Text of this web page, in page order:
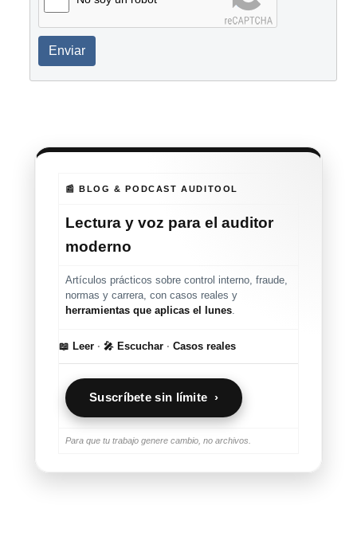
Enviar
📰 BLOG & PODCAST AUDITOOL
Lectura y voz para el auditor
moderno
Artículos prácticos sobre control interno, fraude,
normas y carrera, con casos reales y
herramientas que aplicas el lunes.
📖 Leer · 🎤 Escuchar · Casos reales
Suscríbete sin límite ›
Para que tu trabajo genere cambio, no archivos.